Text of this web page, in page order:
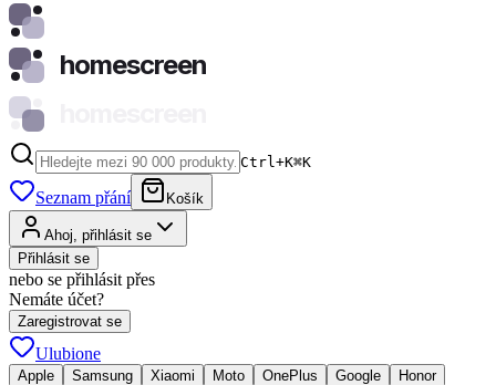
homescreen
Ctrl+K⌘K
Seznam přání Košík
Ahoj, přihlásit se
Přihlásit se
nebo se přihlásit přes
Nemáte účet?
Zaregistrovat se
Ulubione
Apple Samsung Xiaomi Moto OnePlus Google
Honor